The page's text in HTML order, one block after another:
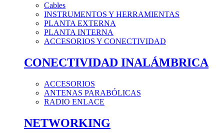
Cables
INSTRUMENTOS Y HERRAMIENTAS
PLANTA EXTERNA
PLANTA INTERNA
ACCESORIOS Y CONECTIVIDAD
CONECTIVIDAD INALÁMBRICA
ACCESORIOS
ANTENAS PARABÓLICAS
RADIO ENLACE
NETWORKING